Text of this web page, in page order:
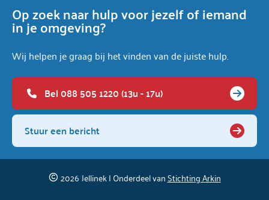
Op zoek naar hulp voor jezelf of iemand
in je omgeving?
Wij helpen je graag bij het vinden van de juiste hulp.
Bel 088 505 1220 (13u - 17u)
Stuur een bericht
2026 Jellinek | Onderdeel vanStichting Arkin